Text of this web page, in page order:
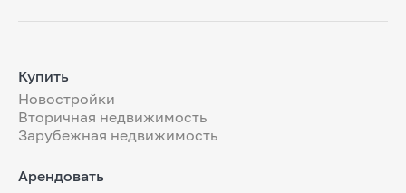
Купить
Новостройки
Вторичная недвижимость
Зарубежная недвижимость
Арендовать